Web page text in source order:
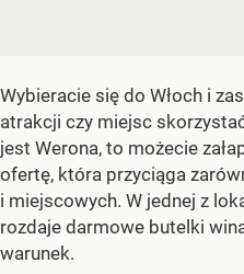
Wybieracie się do Włoch i
atrakcji czy miejsc
jest Werona, to możecie
ofertę, która przyciąga
i miejscowych. W jednej z
rozdaje darmowe butelki
warunek.